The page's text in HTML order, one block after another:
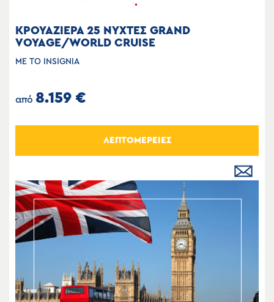
ΚΡΟΥΑΖΙΕΡΑ 25 ΝΥΧΤΕΣ GRAND
VOYAGE/WORLD CRUISE
ΜΕ ΤΟ INSIGNIA
από 8.159 €
ΛΕΠΤΟΜΕΡΕΙΕΣ